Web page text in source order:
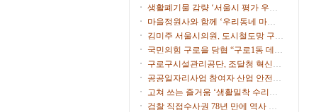
벌 비즈니스 상담회’ 참가기업 모집
생활폐기물 감량 ‘서울시 평가 우수
구’ 선정
마을정원사와 함께 ‘우리동네 마을
정원’ 식재 행사 개최
김미주 서울시의원, 도시철도망 구축
계획 시민공청회 참석
국민의힘 구로을 당협 “구로1동 데이
터센터 추진 중단을”
구로구시설관리공단, 조달청 혁신제
품 도입으로 공영주차장 화재 대응력
강화
공공일자리사업 참여자 산업 안전·
보건 교육 실시
고쳐 쓰는 즐거움 ‘생활밀착 수리교
육’ 운영
검찰 직접수사권 78년 만에 역사 속